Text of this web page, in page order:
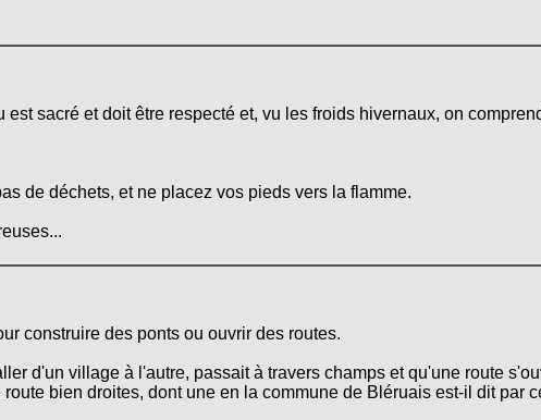
sacré et doit être respecté et, vu les froids hivernaux, on
de déchets, et ne placez vos pieds vers la flamme.
construire des ponts ou ouvrir des routes.
d'un village à l'autre, passait à travers champs et qu'une route
bien droites, dont une en la commune de Bléruais est-il dit par